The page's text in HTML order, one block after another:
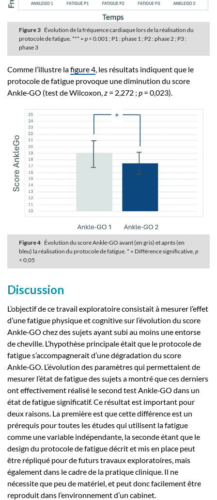
Figure 3 Évolution de la fréquence cardiaque lors de la réalisation du
protocole de fatigue. *** = p < 0.001 ; P1 : phase 1 ; P2 : phase 2 ; P3 :
phase 3
Comme l’illustre lafigure 4, les résultats indiquent que le
protocole de fatigue provoque une diminution du score
Ankle‑GO (test de Wilcoxon,z = 2,272 ; p = 0,023).
Figure 4 Évolution du score Ankle‑GO avant (en gris) et après (en
bleu) la réalisation du protocole de fatigue. * = Différence significative, p
< 0,05
Discussion
L’objectif de ce travail exploratoire consistait à mesurer l’effet
d’une fatigue physique et cognitive sur l’évolution du score
Ankle‑GO chez des sujets ayant subi au moins une entorse
de cheville. L’hypothèse principale était que le protocole de
fatigue s’accompagnerait d’une dégradation du score
Ankle‑GO. L’évolution des paramètres qui permettaient de
mesurer l’état de fatigue des sujets a montré que ces derniers
ont effectivement réalisé le second test Ankle‑GO dans un
état de fatigue significatif. Ce résultat est important pour
deux raisons. La première est que cette différence est un
prérequis pour toutes les études qui utilisent la fatigue
comme une variable indépendante, la seconde étant que le
design du protocole de fatigue décrit et mis en place peut
être répliqué pour de futurs travaux exploratoires, mais
également dans le cadre de la pratique clinique. Il ne
nécessite que peu de matériel, et peut donc facilement être
reproduit dans l’environnement d’un cabinet.